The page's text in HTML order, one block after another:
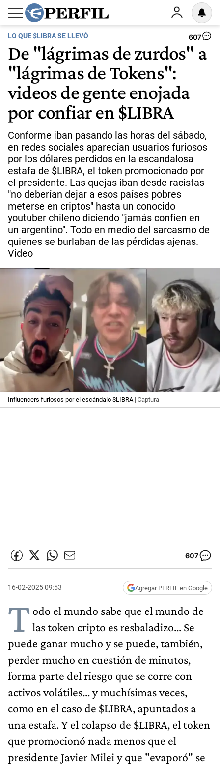
LO QUE $LIBRA SE LLEVÓ 607
De "lágrimas de zurdos" a
"lágrimas de Tokens":
videos de gente enojada
por confiar en $LIBRA
Conforme iban pasando las horas del sábado,
en redes sociales aparecían usuarios furiosos
por los dólares perdidos en la escandalosa
estafa de $LIBRA, el token promocionado por
el presidente. Las quejas iban desde racistas
"no deberían dejar a esos países pobres
meterse en criptos" hasta un conocido
youtuber chileno diciendo "jamás confíen en
un argentino". Todo en medio del sarcasmo de
quienes se burlaban de las pérdidas ajenas.
Video
Influencers furiosos por el escándalo $LIBRA| Captura
607
16-02-2025 09:53 Agregar PERFIL en Google
T odo el mundo sabe que el mundo de
las token cripto es resbaladizo... Se
puede ganar mucho y se puede, también,
perder mucho en cuestión de minutos,
forma parte del riesgo que se corre con
activos volátiles... y muchísimas veces,
como en el caso de $LIBRA, apuntados a
una estafa. Y el colapso de $LIBRA, el token
que promocionó nada menos que el
presidente Javier Milei y que "evaporó" se